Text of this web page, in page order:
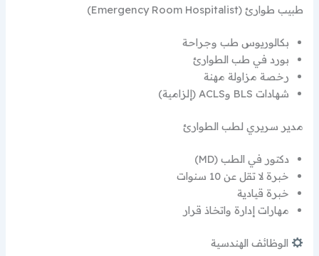
طبيب طوارئ (Emergency Room Hospitalist)
بكالوريوس طب وجراحة
بورد في طب الطوارئ
رخصة مزاولة مهنة
شهادات BLS وACLS (إلزامية)
مدير سريري لطب الطوارئ
دكتور في الطب (MD)
خبرة لا تقل عن 10 سنوات
خبرة قيادية
مهارات إدارة واتخاذ قرار
الوظائف الهندسية